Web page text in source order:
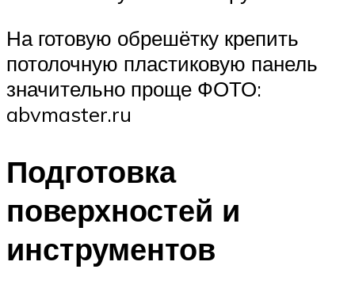
На готовую обрешётку крепить
потолочную пластиковую панель
значительно проще ФОТО:
abvmaster.ru
Подготовка
поверхностей и
инструментов